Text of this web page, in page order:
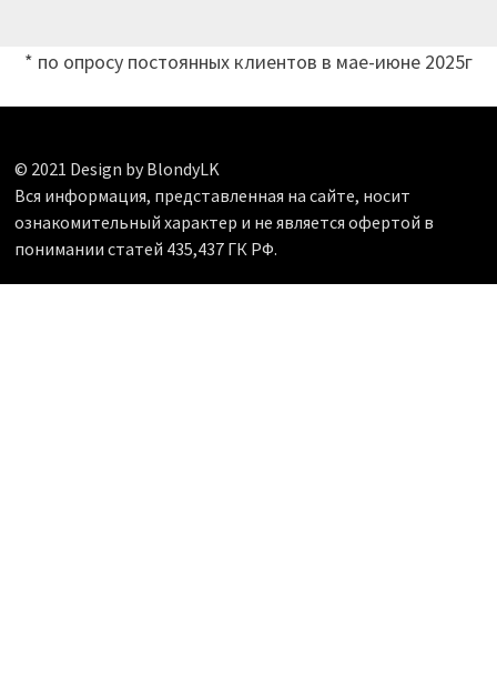
* по опросу постоянных клиентов в мае-июне 2025г
© 2021 Design by BlondyLK
Вся информация, представленная на сайте, носит
ознакомительный характер и не является офертой в
понимании статей 435,437 ГК РФ.